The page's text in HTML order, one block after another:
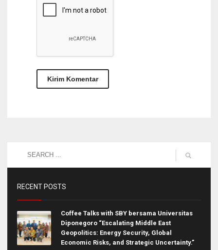
RECENT POSTS
Coffee Talks with SBY bersama Universitas
Diponegoro “Escalating Middle East
Geopolitics: Energy Security, Global
Economic Risks, and Strategic Uncertainty.”